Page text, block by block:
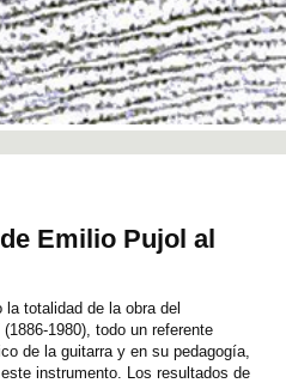
Emilio Pujol al
totalidad de la obra del
1980), todo un referente
de la guitarra y en su pedagogía,
instrumento. Los resultados de